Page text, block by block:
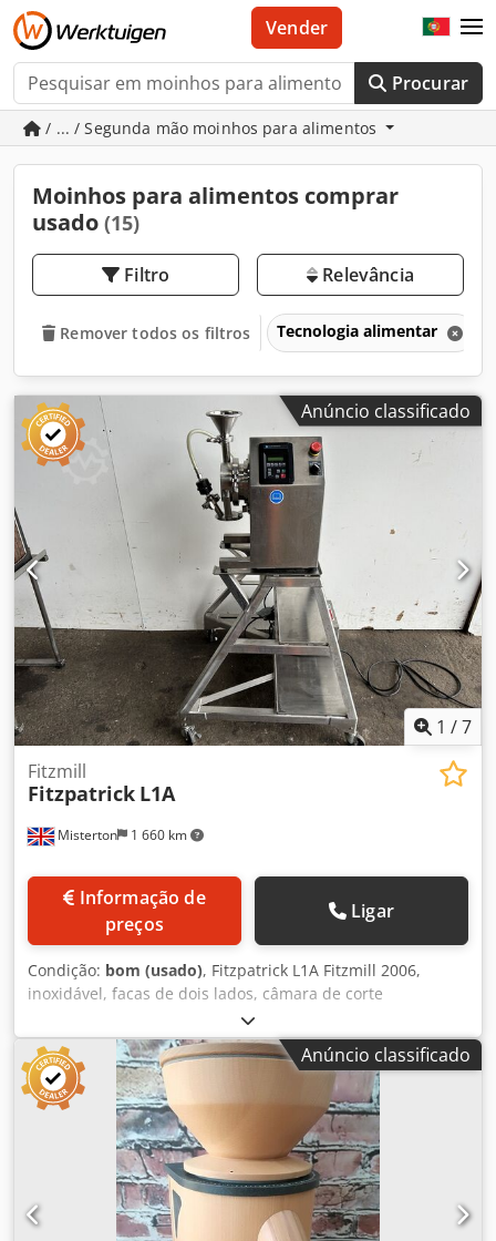
Procurar
Vender
/ ... / Segunda mão moinhos para alimentos
Moinhos para alimentos comprar
usado (15)
Filtro Relevância
Remover todos os filtros Tecnologia alimentar
Anúncio classificado
1 /7
Misterton 1 660 km
Fitzmill
Fitzpatrick L1A
preços
Ligar
Condição: bom (usado), Fitzpatrick L1A Fitzmill 2006,
inoxidável, facas de dois lados, câmara de corte
arredondada de 150 mm, para produtos húmidos e secos,
duas caixas de peças sobressalentes, montada numa
estrutura móvel Dcodpfx Apsrxdp NjcekAnúncio classificado